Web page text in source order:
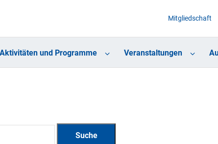
Mitgliedschaft
Aktivitäten und Programme Veranstaltungen